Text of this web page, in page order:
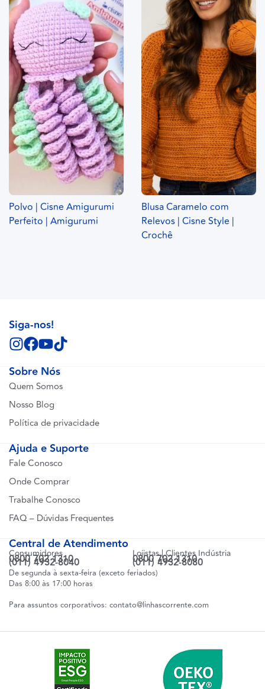
Polvo | Cisne Amigurumi
Perfeito | Amigurumi
Blusa Caramelo com
Relevos | Cisne Style |
Crochê
Sobre Nós
Quem Somos
Nosso Blog
Política de privacidade
Ajuda e Suporte
Fale Conosco
Onde Comprar
Trabalhe Conosco
FAQ – Dúvidas Frequentes
Central de Atendimento
Consumidores
0800 702 1310
(011) 4932-8040
Lojistas | Clientes Indústria
0800 702 1310
(011) 4932-8080
De segunda à sexta-feira (exceto feriados)
Das 8:00 às 17:00 horas
Para assuntos corporativos: contato@linhascorrente.com
Siga-nos!